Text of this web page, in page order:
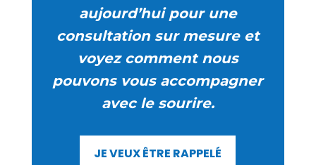
aujourd’hui pour une
consultation sur mesure et
voyez comment nous
pouvons vous accompagner
avec le sourire.
JE VEUX ÊTRE RAPPELÉ